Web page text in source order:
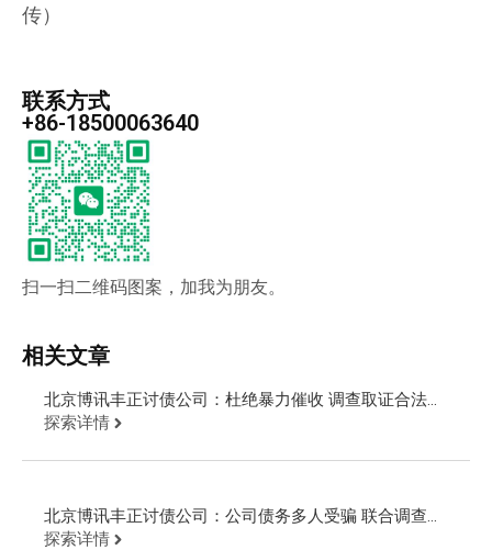
传）
联系方式
+86-18500063640
扫一扫二维码图案，加我为朋友。
相关文章
北京博讯丰正讨债公司：杜绝暴力催收 调查取证合法追
讨欠款
探索详情
北京博讯丰正讨债公司：公司债务多人受骗 联合调查取
证告老赖
探索详情